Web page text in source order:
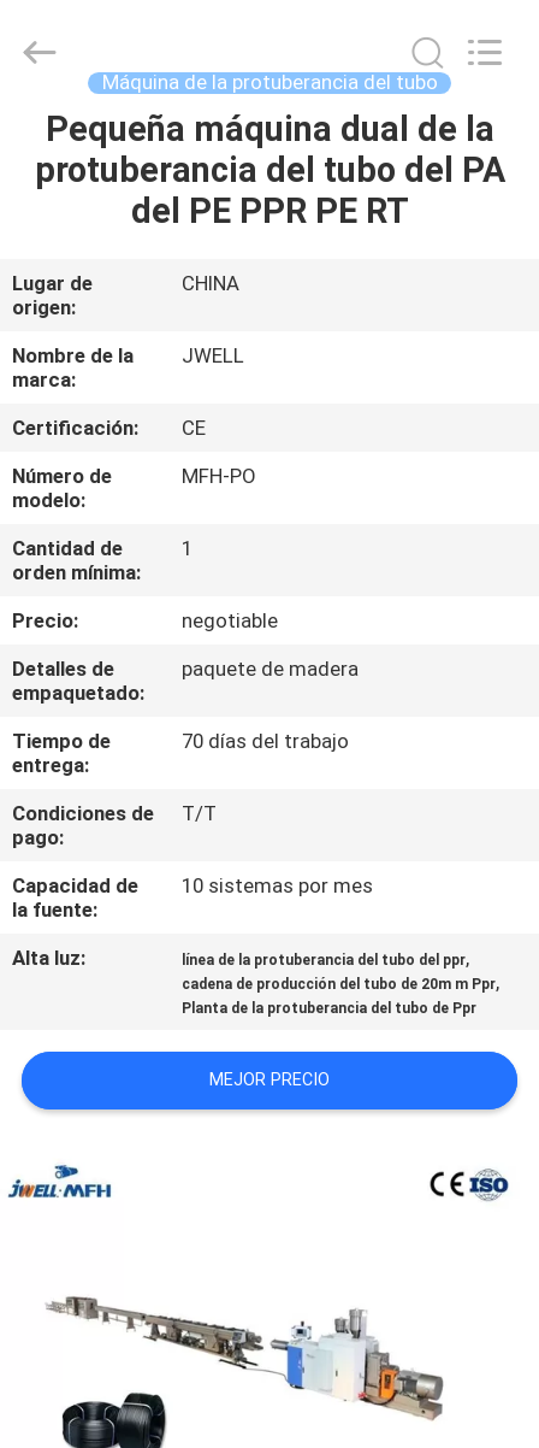
HOGAR
PRODUCTOS
SOBRE
NOSOTROS
VIAJE
DE
LA
DE
CALIDAD
ÉNTRENOS
EN
CONTACTO
CON
NOTICIAS
MAPA
SITIO
POLICY
DYUN
ENVIRONMENTAL
Reserved.
Máquina de la protuberancia del tubo
Pequeña máquina dual de la
protuberancia del tubo del PA
del PE PPR PE RT
Lugar de
origen:
CHINA
Nombre de la
marca:
JWELL
Certificación:
CE
Número de
modelo:
MFH-PO
Cantidad de
orden mínima:
1
Precio:
negotiable
Detalles de
empaquetado:
paquete de madera
Tiempo de
entrega:
70 días del trabajo
Condiciones de
pago:
T/T
Capacidad de
la fuente:
10 sistemas por mes
Alta luz: línea de la protuberancia del tubo del ppr,
cadena de producción del tubo de 20m m Ppr,
Planta de la protuberancia del tubo de Ppr
MEJOR PRECIO